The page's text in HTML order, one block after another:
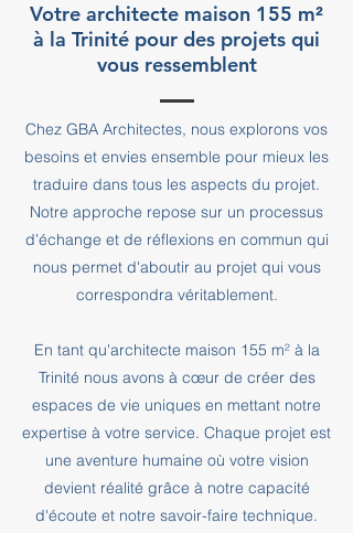
Votre architecte maison 155 m²
à la Trinité pour des projets qui
vous ressemblent
Chez GBA Architectes, nous explorons vos
besoins et envies ensemble pour mieux les
traduire dans tous les aspects du projet.
Notre approche repose sur un processus
d'échange et de réflexions en commun qui
nous permet d'aboutir au projet qui vous
correspondra véritablement.
En tant qu'architecte maison 155 m² à la
Trinité nous avons à cœur de créer des
espaces de vie uniques en mettant notre
expertise à votre service. Chaque projet est
une aventure humaine où votre vision
devient réalité grâce à notre capacité
d'écoute et notre savoir-faire technique.